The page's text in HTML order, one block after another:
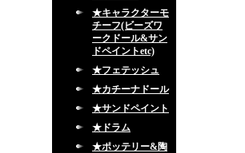
★キャラクターモ
チーフ(ビーズワ
ークドール&サン
ドペイントetc)
★フェテッシュ
★カチーナドール
★サンドペイント
★ドラム
★ポッテリー&陶